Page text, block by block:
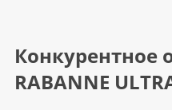
Конкурентное
RABANNE